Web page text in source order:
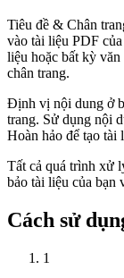
Tiêu đề & Chân
vào tài liệu PDF
liệu hoặc bất kỳ
chân trang.
Định vị nội dung ở
trang. Sử dụng nội
Hoàn hảo để tạo tài
Tất cả quá trình xử
bảo tài liệu của bạn
Cách sử
1